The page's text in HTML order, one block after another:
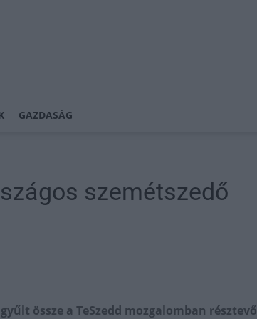
GAZDASÁG
szemétszedő
össze a TeSzedd mozgalomban résztevő